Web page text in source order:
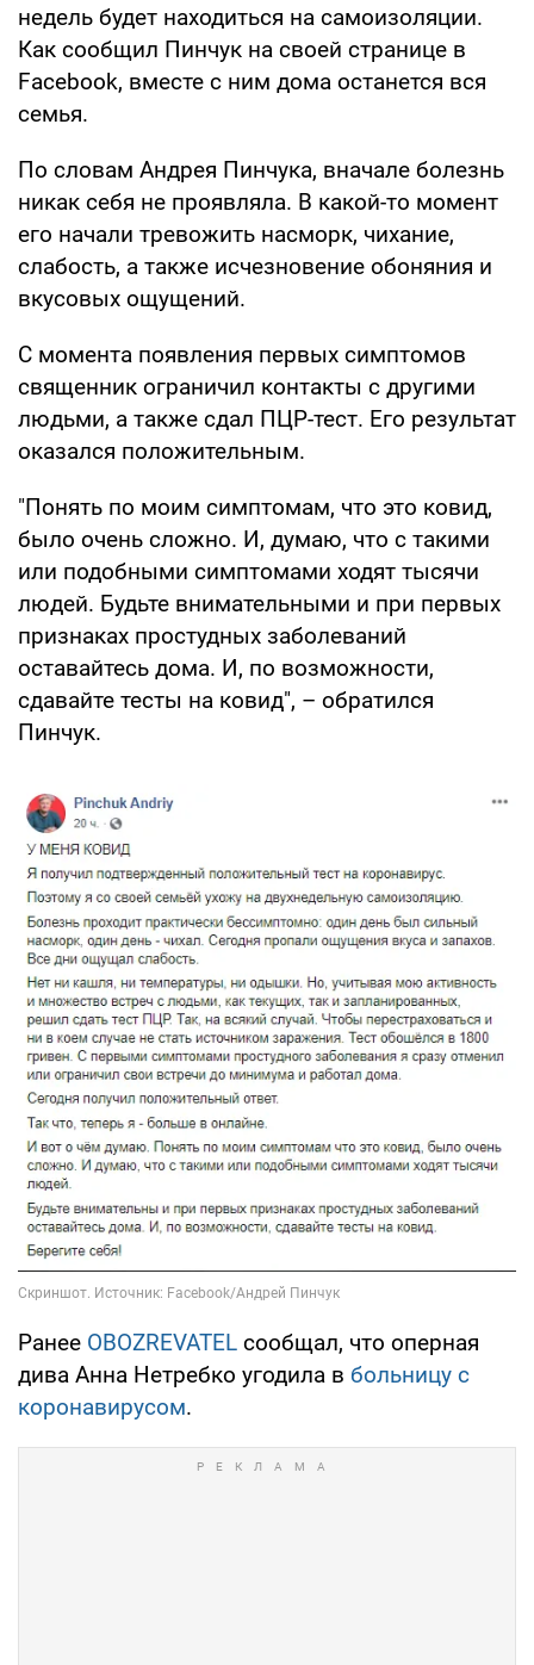
недель будет находиться на самоизоляции.
Как сообщил Пинчук на своей странице в
Facebook, вместе с ним дома останется вся
семья.
По словам Андрея Пинчука, вначале болезнь
никак себя не проявляла. В какой-то момент
его начали тревожить насморк, чихание,
слабость, а также исчезновение обоняния и
вкусовых ощущений.
С момента появления первых симптомов
священник ограничил контакты с другими
людьми, а также сдал ПЦР-тест. Его результат
оказался положительным.
"Понять по моим симптомам, что это ковид,
было очень сложно. И, думаю, что с такими
или подобными симптомами ходят тысячи
людей. Будьте внимательными и при первых
признаках простудных заболеваний
оставайтесь дома. И, по возможности,
сдавайте тесты на ковид", – обратился
Пинчук.
Ранее OBOZREVATEL сообщал, что оперная
дива Анна Нетребко угодила в больницу с
коронавирусом.